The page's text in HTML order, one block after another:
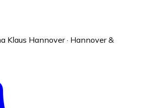
Klaus Hannover · Hannover &